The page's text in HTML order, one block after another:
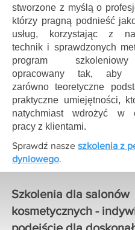
stworzone z myślą o
którzy pragną podnieść
usług, korzystając z
technik i sprawdzonych
program
opracowany tak, aby
zarówno teoretyczne
praktyczne umiejętności,
natychmiast wdrożyć w
pracy z klientami.
Sprawdź nasze szkolenia z
dyniowego.
Szkolenia dla salonów
kosmetycznych -